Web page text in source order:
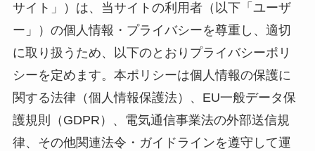
サイト」）は、当サイトの利用者（以下「ユーザ
ー」）の個人情報・プライバシーを尊重し、適切
に取り扱うため、以下のとおりプライバシーポリ
シーを定めます。本ポリシーは個人情報の保護に
関する法律（個人情報保護法）、EU一般データ保
護規則（GDPR）、電気通信事業法の外部送信規
律、その他関連法令・ガイドラインを遵守して運